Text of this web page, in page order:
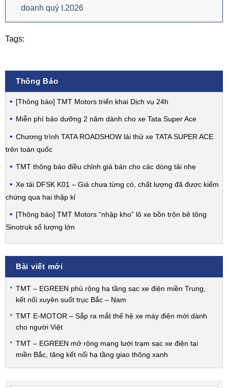
doanh quý I.2026
Tags:
Thông Báo
[Thông báo] TMT Motors triển khai Dịch vụ 24h
Miễn phí bảo dưỡng 2 năm dành cho xe Tata Super Ace
Chương trình TATA ROADSHOW lái thử xe TATA SUPER ACE
trên toàn quốc
TMT thông báo điều chỉnh giá bán cho các dòng tải nhẹ
Xe tải DFSK K01 – Giá chưa từng có, chất lượng đã được kiểm
chứng qua hai thập kỉ
[Thông báo] TMT Motors “nhập kho” lô xe bồn trộn bê tông
Sinotruk số lượng lớn
Bài viết mới
TMT – EGREEN phủ rộng hạ tầng sạc xe điện miền Trung,
kết nối xuyên suốt trục Bắc – Nam
TMT E-MOTOR – Sắp ra mắt thế hệ xe máy điện mới dành
cho người Việt
TMT – EGREEN mở rộng mạng lưới trạm sạc xe điện tại
miền Bắc, tăng kết nối hạ tầng giao thông xanh